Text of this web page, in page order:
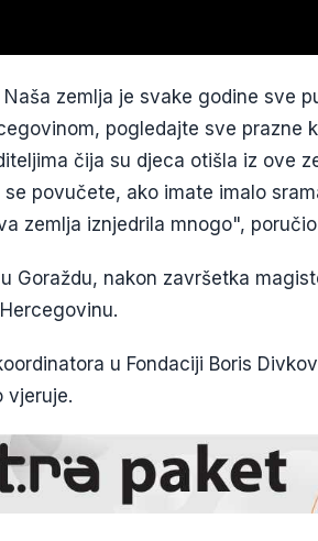
zemlja je svake godine sve
pogledajte sve prazne
čija su djeca otišla iz ove
povučete, ako imate imalo
zemlja iznjedrila mnogo",
Goraždu, nakon završetka
u Fondaciji Boris
vjeruje.